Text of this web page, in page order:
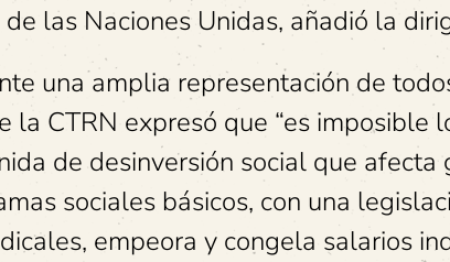
las Naciones Unidas, añadió la
una amplia representación de
la CTRN expresó que “es imposible
de desinversión social que afecta
sociales básicos, con una
empeora y congela salarios